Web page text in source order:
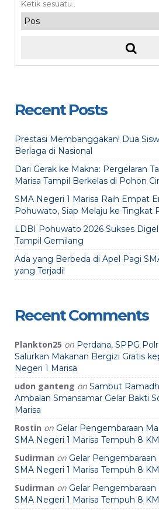
Recent Posts
Prestasi Membanggakan! Dua
Berlaga di Nasional
Dari Gerak ke Makna: Pergelaran
Marisa Tampil Berkelas di Pohon
SMA Negeri 1 Marisa Raih Empat
Pohuwato, Siap Melaju ke Tingkat
LDBI Pohuwato 2026 Sukses
Tampil Gemilang
Ada yang Berbeda di Apel Pagi
yang Terjadi!
Recent Comments
Plankton25 on Perdana, SPPG
Salurkan Makanan Bergizi Gratis
Negeri 1 Marisa
udon ganteng on Sambut
Ambalan Smansamar Gelar Bakti
Marisa
Rostin on Gelar Pengembaraan
SMA Negeri 1 Marisa Tempuh 8 KM
Sudirman on Gelar Pengembaraan
SMA Negeri 1 Marisa Tempuh 8 KM
Sudirman on Gelar Pengembaraan
SMA Negeri 1 Marisa Tempuh 8 KM